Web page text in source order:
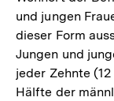
und jungen
dieser Form
Jungen und
jeder Zehnte
Hälfte der